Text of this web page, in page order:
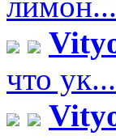
что ук...